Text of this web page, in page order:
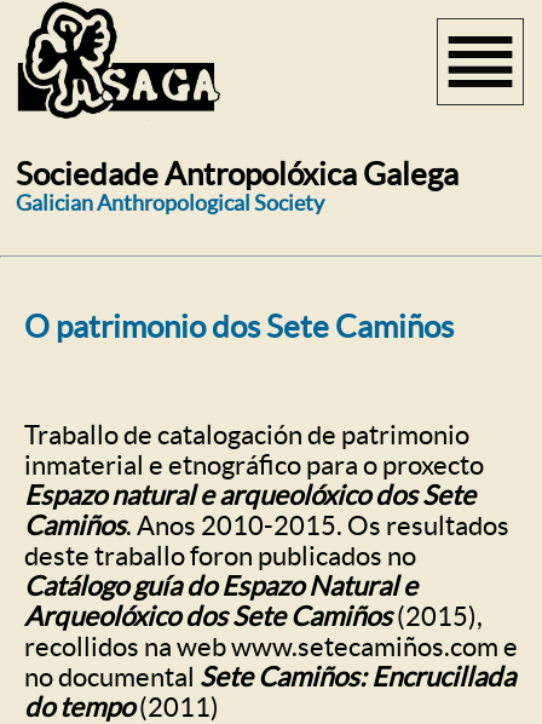
Sociedade Antropolóxica Galega
Galician Anthropological Society
O patrimonio dos Sete Camiños
Traballo de catalogación de patrimonio
inmaterial e etnográfico para o proxecto
Espazo natural e arqueolóxico dos Sete
Camiños. Anos 2010-2015. Os resultados
deste traballo foron publicados no
Catálogo guía do Espazo Natural e
Arqueolóxico dos Sete Camiños(2015),
recollidos na web www.setecamiños.com e
no documental Sete Camiños: Encrucillada
do tempo(2011)